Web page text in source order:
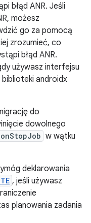
błąd ANR. Jeśli
możesz
go za pomocą
zrozumieć, co
błąd ANR.
używasz interfejsu
androidx
do
dowolnego
onStopJob w wątku
deklarowania
, jeśli używasz
planowania zadania